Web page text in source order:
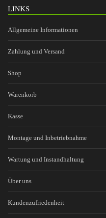
LINKS
Allgemeine Informationen
Zahlung und Versand
Shop
Warenkorb
Kasse
Montage und Inbetriebnahme
Wartung und Instandhaltung
Über uns
Kundenzufriedenheit